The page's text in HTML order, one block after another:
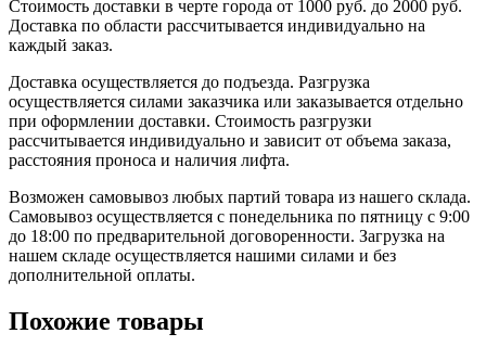
Стоимость доставки в черте города от 1000 руб. до 2000 руб.
Доставка по области рассчитывается индивидуально на
каждый заказ.
Доставка осуществляется до подъезда. Разгрузка
осуществляется силами заказчика или заказывается отдельно
при оформлении доставки. Стоимость разгрузки
рассчитывается индивидуально и зависит от объема заказа,
расстояния проноса и наличия лифта.
Возможен самовывоз любых партий товара из нашего склада.
Самовывоз осуществляется с понедельника по пятницу с 9:00
до 18:00 по предварительной договоренности. Загрузка на
нашем складе осуществляется нашими силами и без
дополнительной оплаты.
Похожие товары